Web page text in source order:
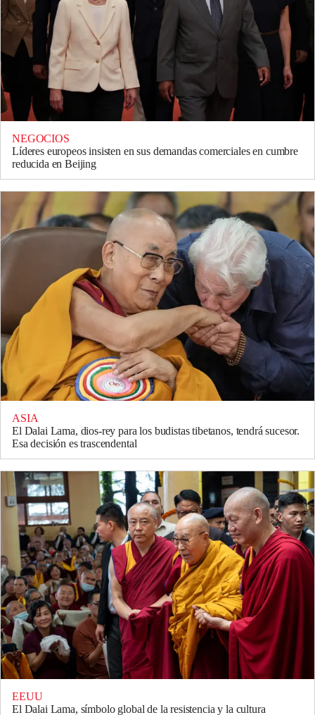
NEGOCIOS
Líderes europeos insisten en sus demandas comerciales en cumbre
reducida en Beijing
ASIA
El Dalai Lama, dios-rey para los budistas tibetanos, tendrá sucesor.
Esa decisión es trascendental
EEUU
El Dalai Lama, símbolo global de la resistencia y la cultura